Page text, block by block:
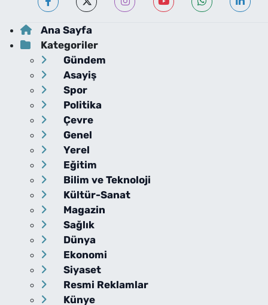
Ana Sayfa
Kategoriler
Gündem
Asayiş
Spor
Politika
Çevre
Genel
Yerel
Eğitim
Bilim ve Teknoloji
Kültür-Sanat
Magazin
Sağlık
Dünya
Ekonomi
Siyaset
Resmi Reklamlar
Künye